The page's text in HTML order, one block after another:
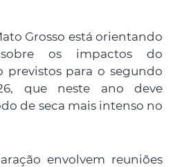
Grosso está orientando
os impactos do
previstos para o segundo
que neste ano deve
de seca mais intenso no
envolvem reuniões